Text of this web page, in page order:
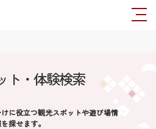
ト・体験検索
に役立つ観光スポットや遊び場情
探せます。